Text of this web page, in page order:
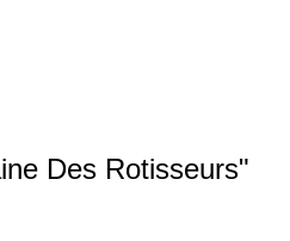
Des Rotisseurs"